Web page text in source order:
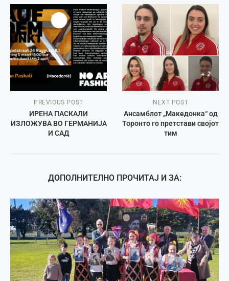
PREVIOUS POST
ИРЕНА ПАСКАЛИ
ИЗЛОЖУВА ВО ГЕРМАНИЈА
И САД
NEXT POST
Ансамблот „Македонка“ од
Торонто го претстави својот
тим
ДОПОЛНИТЕЛНО ПРОЧИТАЈ И ЗА: